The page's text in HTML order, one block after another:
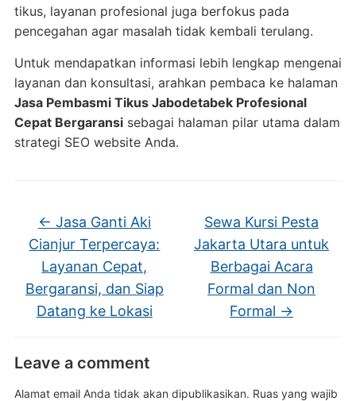
tikus, layanan profesional juga berfokus pada
pencegahan agar masalah tidak kembali terulang.
Untuk mendapatkan informasi lebih lengkap mengenai
layanan dan konsultasi, arahkan pembaca ke halaman
Jasa Pembasmi Tikus Jabodetabek Profesional
Cepat Bergaransisebagai halaman pilar utama dalam
strategi SEO website Anda.
← Jasa Ganti Aki
Cianjur Terpercaya:
Layanan Cepat,
Bergaransi, dan Siap
Datang ke Lokasi
Sewa Kursi Pesta
Jakarta Utara untuk
Berbagai Acara
Formal dan Non
Formal →
Leave a comment
Alamat email Anda tidak akan dipublikasikan. Ruas yang wajib